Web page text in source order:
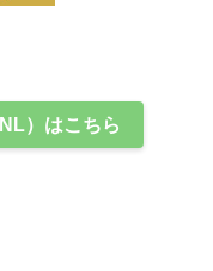
）はこちら